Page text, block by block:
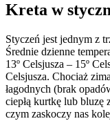
Kreta w
Styczeń jest jednym z
Średnie dzienne
13º Celsjusza – 15º
Celsjusza. Chociaż
łagodnych (brak
ciepłą kurtkę lub
czym zaskoczy nas